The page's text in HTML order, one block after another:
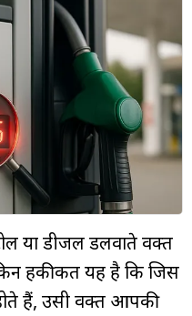
या डीजल डलवाते वक्त
हकीकत यह है कि जिस
हैं, उसी वक्त आपकी